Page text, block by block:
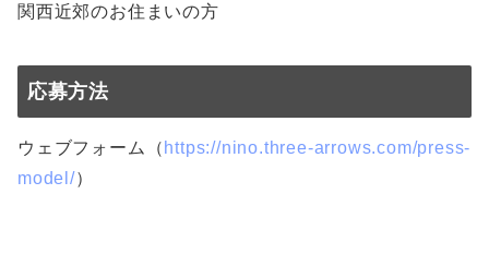
関西近郊のお住まいの方
応募方法
ウェブフォーム（ https://nino.three-arrows.com/press-
model/）